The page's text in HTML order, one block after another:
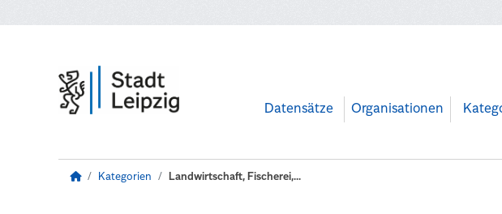
Datensätze Organisationen
Kategorien Landwirtschaft, Fischerei,...